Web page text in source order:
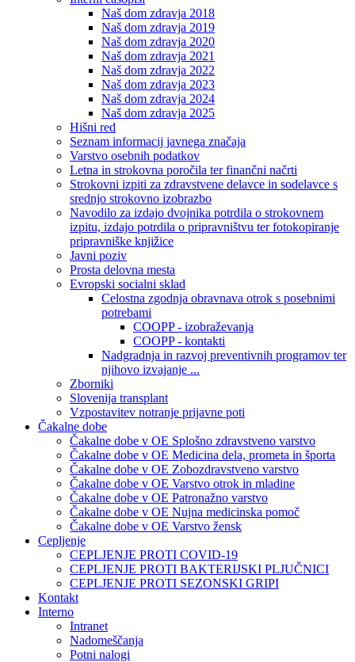
Naš dom zdravja 2018
Naš dom zdravja 2019
Naš dom zdravja 2020
Naš dom zdravja 2021
Naš dom zdravja 2022
Naš dom zdravja 2023
Naš dom zdravja 2024
Naš dom zdravja 2025
Hišni red
Seznam informacij javnega značaja
Varstvo osebnih podatkov
Letna in strokovna poročila ter finančni načrti
Strokovni izpiti za zdravstvene delavce in sodelavce s
srednjo strokovno izobrazbo
Navodilo za izdajo dvojnika potrdila o strokovnem
izpitu, izdajo potrdila o pripravništvu ter fotokopiranje
pripravniške knjižice
Javni poziv
Prosta delovna mesta
Evropski socialni sklad
Celostna zgodnja obravnava otrok s posebnimi
potrebami
COOPP - izobraževanja
COOPP - kontakti
Nadgradnja in razvoj preventivnih programov ter
njihovo izvajanje ...
Zborniki
Slovenija transplant
Vzpostavitev notranje prijavne poti
Čakalne dobe
Čakalne dobe v OE Splošno zdravstveno varstvo
Čakalne dobe v OE Medicina dela, prometa in športa
Čakalne dobe v OE Zobozdravstveno varstvo
Čakalne dobe v OE Varstvo otrok in mladine
Čakalne dobe v OE Patronažno varstvo
Čakalne dobe v OE Nujna medicinska pomoč
Čakalne dobe v OE Varstvo žensk
Cepljenje
CEPLJENJE PROTI COVID-19
CEPLJENJE PROTI BAKTERIJSKI PLJUČNICI
CEPLJENJE PROTI SEZONSKI GRIPI
Kontakt
Interno
Intranet
Nadomeščanja
Potni nalogi